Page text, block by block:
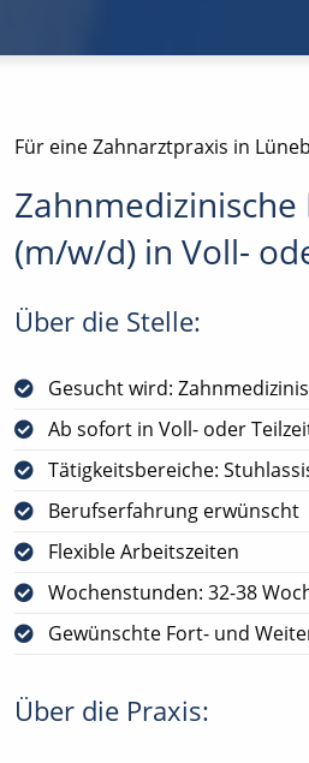
Für eine Zahnarztpraxis in
Zahnmedizinische
(m/w/d) in Voll-
Über die Stelle:
Gesucht wird:
Ab sofort in Voll- oder
Tätigkeitsbereiche:
Berufserfahrung erwünscht
Flexible Arbeitszeiten
Wochenstunden: 32-38
Gewünschte Fort- und
Über die Praxis: